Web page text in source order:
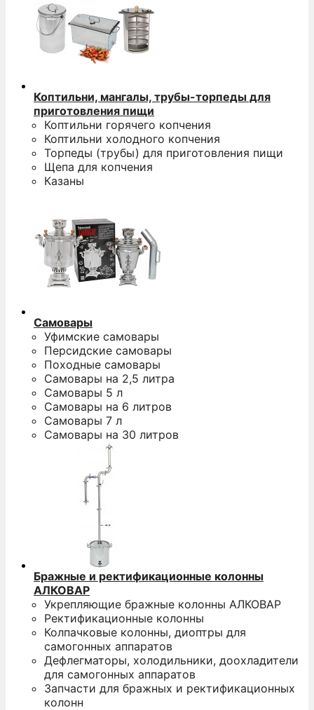
Коптильни, мангалы, трубы-торпеды для
приготовления пищи
Коптильни горячего копчения
Коптильни холодного копчения
Торпеды (трубы) для приготовления пищи
Щепа для копчения
Казаны
Самовары
Уфимские самовары
Персидские самовары
Походные самовары
Самовары на 2,5 литра
Самовары 5 л
Самовары на 6 литров
Самовары 7 л
Самовары на 30 литров
Бражные и ректификационные колонны
АЛКОВАР
Укрепляющие бражные колонны АЛКОВАР
Ректификационные колонны
Колпачковые колонны, диоптры для
самогонных аппаратов
Дефлегматоры, холодильники, доохладители
для самогонных аппаратов
Запчасти для бражных и ректификационных
колонн